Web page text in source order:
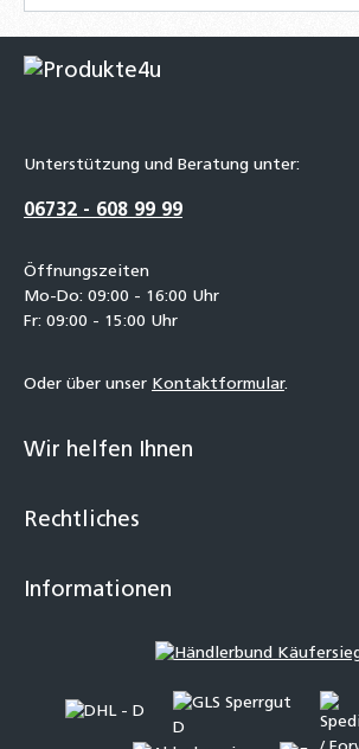
Unterstützung und Beratung unter:
06732 - 608 99 99
Öffnungszeiten
Mo-Do: 09:00 - 16:00 Uhr
Fr: 09:00 - 15:00 Uhr
Oder über unser Kontaktformular.
Wir helfen Ihnen
Rechtliches
Informationen